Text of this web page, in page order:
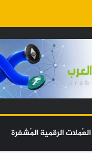
الرقمية المُشفرة